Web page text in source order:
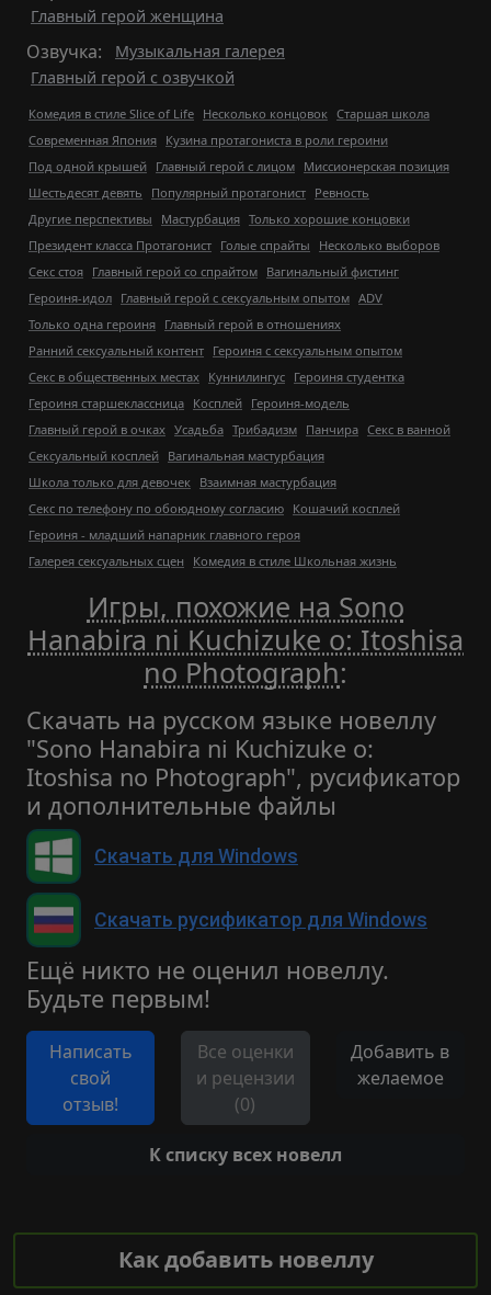
Главный герой женщина
Озвучка:
Музыкальная галерея
Главный герой с озвучкой
Комедия в стиле Slice of Life Несколько концовок Старшая школа
Современная Япония Кузина протагониста в роли героини
Под одной крышей Главный герой с лицом Миссионерская позиция
Шестьдесят девять
Популярный протагонист Ревность
Другие перспективы
Мастурбация Только хорошие концовки
Президент класса Протагонист Голые спрайты
Несколько выборов
Секс стоя Главный герой со спрайтом Вагинальный фистинг
Героиня-идол Главный герой с сексуальным опытом ADV
Только одна героиня Главный герой в отношениях
Ранний сексуальный контент Героиня с сексуальным опытом
Секс в общественных местах Куннилингус Героиня студентка
Героиня старшеклассница Косплей Героиня-модель
Главный герой в очках Усадьба Трибадизм Панчира Секс в ванной
Сексуальный косплей Вагинальная мастурбация
Школа только для девочек Взаимная мастурбация
Секс по телефону по обоюдному согласию Кошачий косплей
Героиня - младший напарник главного героя
Галерея сексуальных сцен
Комедия в стиле Школьная жизнь
Игры, похожие на Sono
Hanabira ni Kuchizuke o: Itoshisa
no Photograph:
Скачать на русском языке новеллу
"Sono Hanabira ni Kuchizuke o:
Itoshisa no Photograph", русификатор
и дополнительные файлы
Скачать для Windows
Скачать русификатор для Windows
Ещё никто не оценил новеллу.
Будьте первым!
Написать
свой
отзыв!
Все оценки
и рецензии
(0)
Добавить в
желаемое
К списку всех новелл
Как добавить новеллу